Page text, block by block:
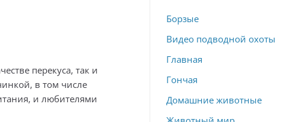
перекуса, так и
в том числе
и любителями
Борзые
Видео подводной охоты
Главная
Гончая
Домашние животные